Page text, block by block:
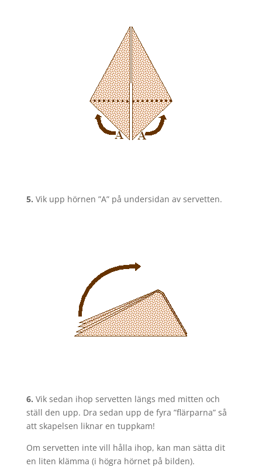
5. Vik upp hörnen ”A” på undersidan av servetten.
6. Vik sedan ihop servetten längs med mitten och
ställ den upp. Dra sedan upp de fyra ”flärparna” så
att skapelsen liknar en tuppkam!
Om servetten inte vill hålla ihop, kan man sätta dit
en liten klämma (i högra hörnet på bilden).